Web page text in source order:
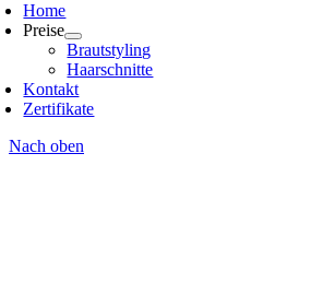
Home
Preise
Brautstyling
Haarschnitte
Kontakt
Zertifikate
Nach oben